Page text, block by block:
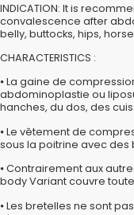
INDICATION: It is
convalescence after
belly, buttocks, hips,
CHARACTERISTICS :
⦁ La gaine de
abdominoplastie ou
hanches, du dos, des
⦁ Le vêtement de
sous la poitrine avec
⦁ Contrairement aux
body Variant couvre
⦁ Les bretelles ne sont